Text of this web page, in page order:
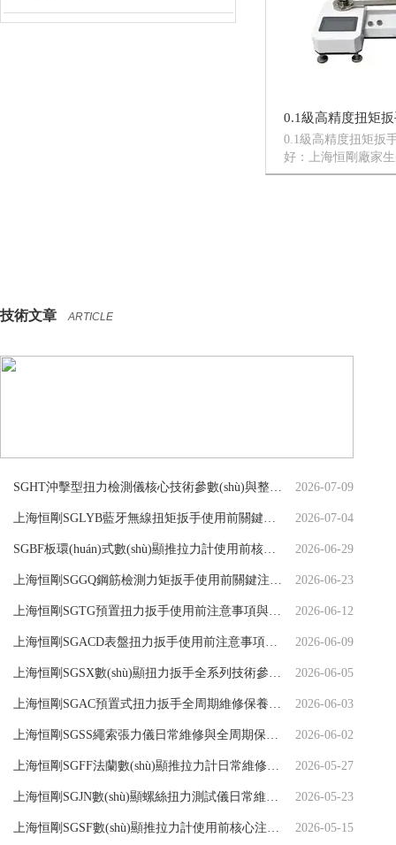
0.1級高精度扭矩扳
好：上海恒剛廠家
扭矩扳手檢定儀是
技術文章 ARTICLE
2026-07-09
SGHT沖擊型扭力檢測儀核心技術參數(shù)與整機性能解析
2026-07-04
上海恒剛SGLYB藍牙無線扭矩扳手使用前關鍵注意事項
2026-06-29
SGBF板環(huán)式數(shù)顯推拉力計使用前核心注意事項
2026-06-23
上海恒剛SGGQ鋼筋檢測力矩扳手使用前關鍵注意事項
2026-06-12
上海恒剛SGTG預置扭力扳手使用前注意事項與標準化操作
2026-06-09
上海恒剛SGACD表盤扭力扳手使用前注意事項及操作規(guī)范
2026-06-05
上海恒剛SGSX數(shù)顯扭力扳手全系列技術參數(shù)與產(chǎn)品性能詳解
2026-06-03
上海恒剛SGAC預置式扭力扳手全周期維修保養(yǎng)實操指南
2026-06-02
上海恒剛SGSS繩索張力儀日常維修與全周期保養(yǎng)指南
2026-05-27
上海恒剛SGFF法蘭數(shù)顯推拉力計日常維修與全周期保養(yǎng)指南
2026-05-23
上海恒剛SGJN數(shù)顯螺絲扭力測試儀日常維修與全周期保養(yǎng)指南
2026-05-15
上海恒剛SGSF數(shù)顯推拉力計使用前核心注意事項